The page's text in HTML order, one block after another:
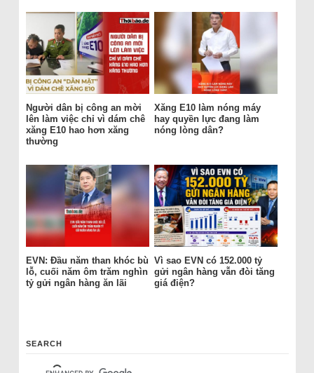
Người dân bị công an mời
lên làm việc chỉ vì dám chê
xăng E10 hao hơn xăng
thường
Xăng E10 làm nóng máy
hay quyền lực đang làm
nóng lòng dân?
EVN: Đầu năm than khóc bù
lỗ, cuối năm ôm trăm nghìn
tỷ gửi ngân hàng ăn lãi
Vì sao EVN có 152.000 tỷ
gửi ngân hàng vẫn đòi tăng
giá điện?
SEARCH